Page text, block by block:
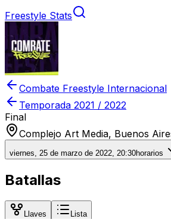
Freestyle Stats
Combate Freestyle Internacional
Temporada 2021 / 2022
Final
Complejo Art Media, Buenos
viernes, 25 de marzo de 2022, 20:30horarios
Batallas
Llaves Lista